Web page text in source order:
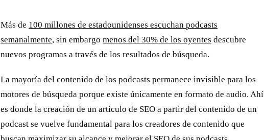
Más de 100 millones de estadounidenses escuchan podcasts
semanalmente, sin embargo menos del 30% de los oyentes descubre
nuevos programas a través de los resultados de búsqueda.
La mayoría del contenido de los podcasts permanece invisible para los
motores de búsqueda porque existe únicamente en formato de audio. Ahí
es donde la creación de un artículo de SEO a partir del contenido de un
podcast se vuelve fundamental para los creadores de contenido que